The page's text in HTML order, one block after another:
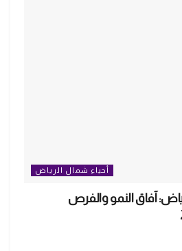
أحياء شمال الرياض
آفاق النمو والفرص